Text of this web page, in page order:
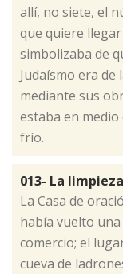
allí, no siete, el
que quiere
simbolizaba de
Judaísmo era
mediante sus
estaba en medio
frío.
013- La
​La Casa de
había vuelto una
comercio; el
cueva de